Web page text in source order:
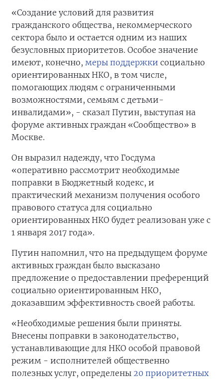
«Создание условий для развития
гражданского общества, некоммерческого
сектора было и остается одним из наших
безусловных приоритетов. Особое значение
имеют, конечно, меры поддержки социально
ориентированных НКО, в том числе,
помогающих людям с ограниченными
возможностями, семьям с детьми-
инвалидами», - сказал Путин, выступая на
форуме активных граждан «Сообщество» в
Москве.
Он выразил надежду, что Госдума
«оперативно рассмотрит необходимые
поправки в Бюджетный кодекс, и
практический механизм получения особого
правового статуса для социально
ориентированных НКО будет реализован уже с
1 января 2017 года».
Путин напомнил, что на предыдущем форуме
активных граждан было высказано
предложение о предоставлении преференций
социально ориентированным НКО,
доказавшим эффективность своей работы.
«Необходимые решения были приняты.
Внесены поправки в законодательство,
устанавливающие для НКО особой правовой
режим - исполнителей общественно
полезных услуг, определены 20 приоритетных